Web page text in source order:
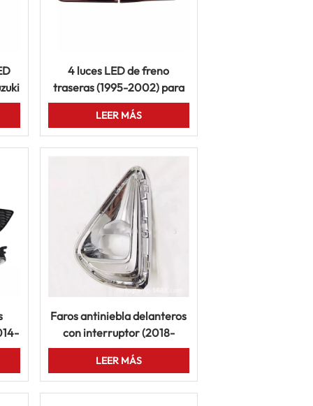
4 luces LED de freno
traseras (1995-2002) para
Mitsubishi Delica L400,
luces de giro
LEER MÁS
Faros antiniebla delanteros
con interruptor (2018-
2020) para Toyota Corolla
Axio Sedán
LEER MÁS